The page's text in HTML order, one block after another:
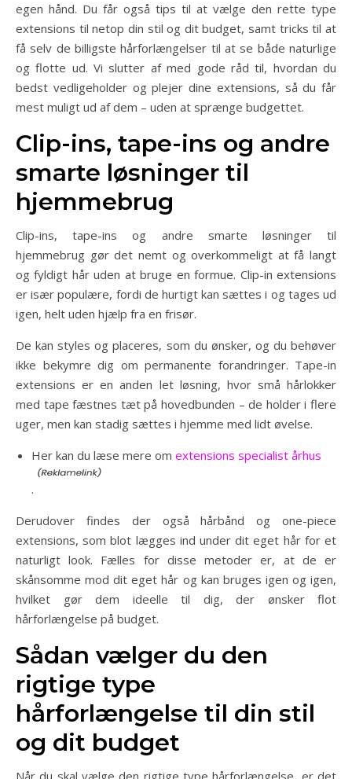
egen hånd. Du får også tips til at vælge den rette type
extensions til netop din stil og dit budget, samt tricks til at
få selv de billigste hårforlængelser til at se både naturlige
og flotte ud. Vi slutter af med gode råd til, hvordan du
bedst vedligeholder og plejer dine extensions, så du får
mest muligt ud af dem – uden at sprænge budgettet.
Clip-ins, tape-ins og andre
smarte løsninger til
hjemmebrug
Clip-ins, tape-ins og andre smarte løsninger til
hjemmebrug gør det nemt og overkommeligt at få langt
og fyldigt hår uden at bruge en formue. Clip-in extensions
er især populære, fordi de hurtigt kan sættes i og tages ud
igen, helt uden hjælp fra en frisør.
De kan styles og placeres, som du ønsker, og du behøver
ikke bekymre dig om permanente forandringer. Tape-in
extensions er en anden let løsning, hvor små hårlokker
med tape fæstnes tæt på hovedbunden – de holder i flere
uger, men kan stadig sættes i hjemme med lidt øvelse.
Her kan du læse mere om extensions specialist århus
.
Derudover findes der også hårbånd og one-piece
extensions, som blot lægges ind under dit eget hår for et
naturligt look. Fælles for disse metoder er, at de er
skånsomme mod dit eget hår og kan bruges igen og igen,
hvilket gør dem ideelle til dig, der ønsker flot
hårforlængelse på budget.
Sådan vælger du den
rigtige type
hårforlængelse til din stil
og dit budget
Når du skal vælge den rigtige type hårforlængelse, er det